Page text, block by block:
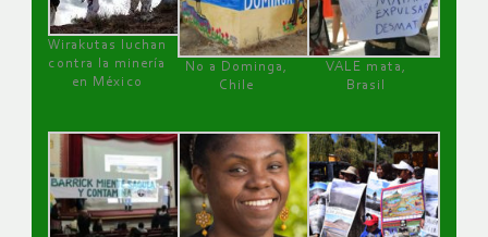
Wirakutas luchan
contra la minería
en México
No a Dominga,
Chile
VALE mata,
Brasil